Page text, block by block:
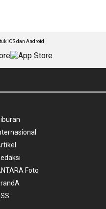
iOS dan Android
Foto